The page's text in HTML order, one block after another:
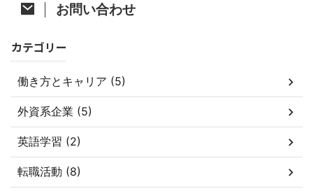
お問い合わせ
カテゴリー
働き方とキャリア (5)
外資系企業 (5)
英語学習 (2)
転職活動 (8)